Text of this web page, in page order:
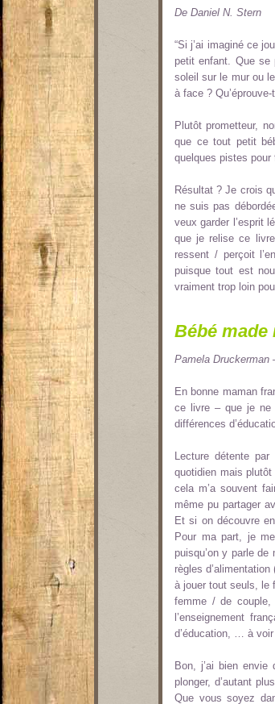
De Daniel N. Stern
“Si j’ai imaginé ce
petit enfant. Que se
soleil sur le mur ou
à face ?
Plutôt prometteur,
que ce tout petit
quelques pistes
Résultat ? Je crois
ne suis pas
veux garder l’esprit
que je relise ce
ressent / perçoit
puisque tout est
vraiment trop loin
Bébé made
Pamela Druckerman
En bonne maman
ce livre – que je ne
différences
Lecture détente
quotidien mais
cela m’a souvent
même pu partager
Et si on découvre
Pour ma part, je
puisqu’on y parle
règles
à jouer tout seuls, le
femme / de couple,
l’enseignement
d’éducation, … à
Bon, j’ai bien
plonger, d’autant
Que vous soyez